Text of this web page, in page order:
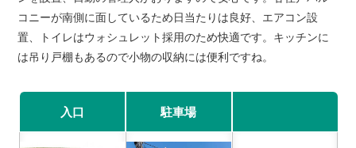
コニーが南側に面しているため日当たりは良好、エアコン設
置、トイレはウォシュレット採用のため快適です。キッチンに
は吊り戸棚もあるので小物の収納には便利ですね。
入口 駐車場